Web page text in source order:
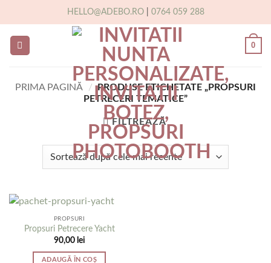
content
HELLO@ADEBO.RO| 0764 059 288
0
PRIMA PAGINĂ / PRODUSE ETICHETATE „PROPSURI
PETRECERI TEMATICE”
FILTREAZĂ
PROPSURI
Propsuri Petrecere Yacht
90,00 lei
ADAUGĂ ÎN COȘ